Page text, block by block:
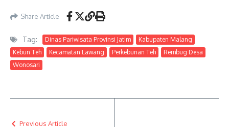
Share Article
Tag: Dinas Pariwisata Provinsi Jatim
Kabupaten Malang
Kebun Teh
Kecamatan Lawang Perkebunan Teh
Rembug Desa
Wonosari
Previous Article